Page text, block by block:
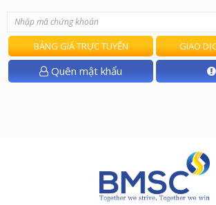
BẢNG GIÁ TRỰC TUYẾN GIAO
Quên mật khẩu